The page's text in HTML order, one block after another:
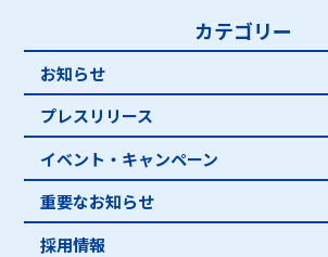
カテゴリー
お知らせ
プレスリリース
イベント・キャンペーン
重要なお知らせ
採用情報